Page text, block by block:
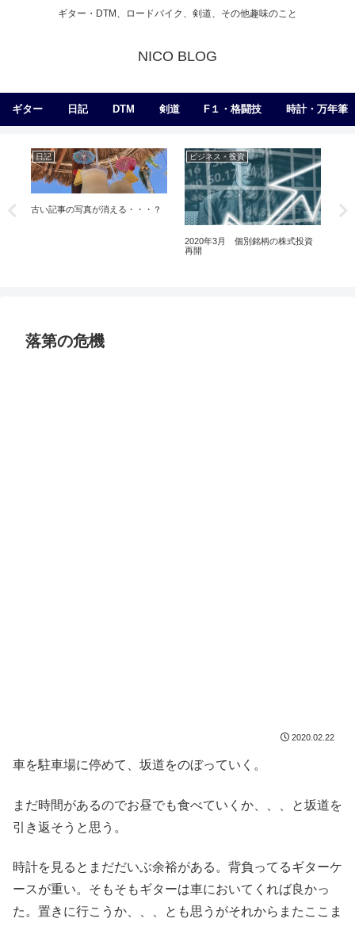
ギター・DTM、ロードバイク、剣道、その他趣味のこと
NICO BLOG
ギター 日記 DTM 剣道 F１・格闘技 時計・万年筆
日記
古い記事の写真が消える・・・？
ビジネス・投資
2020年3月 個別銘柄の株式投資
再開
落第の危機
2020.02.22
車を駐車場に停めて、坂道をのぼっていく。
まだ時間があるのでお昼でも食べていくか、、、と坂道を
引き返そうと思う。
時計を見るとまだだいぶ余裕がある。背負ってるギターケ
ースが重い。そもそもギターは車においてくれば良かっ
た。置きに行こうか、、、とも思うがそれからまたここま